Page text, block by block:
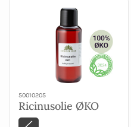
50010205
Ricinusolie ØKO